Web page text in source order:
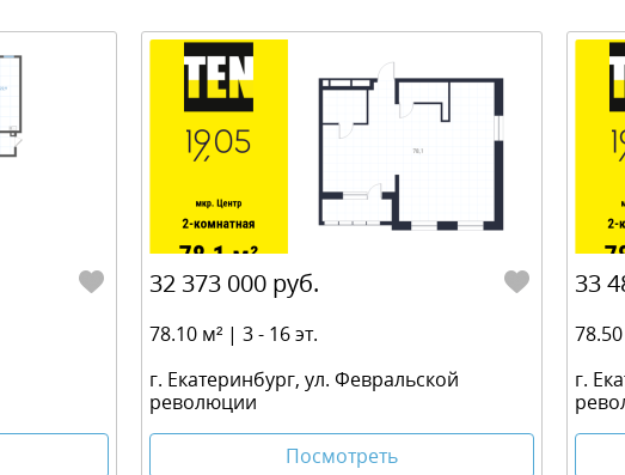
32 373 000 руб.
78.10 м² | 3 - 16 эт.
г. Екатеринбург, ул. Февральской
революции
Посмотреть
33
г.